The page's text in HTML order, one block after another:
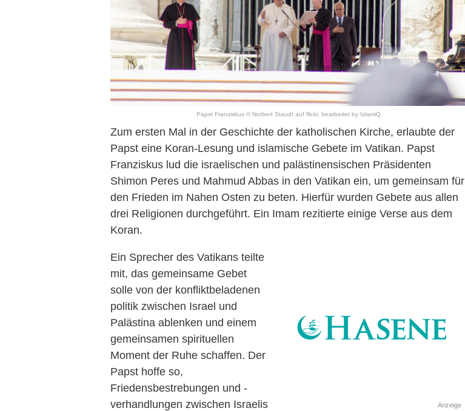
Papst Franziskus © Norbert Staudt auf flickr, bearbeitet by IslamiQ.
Zum ersten Mal in der Geschichte der katholischen Kirche, erlaubte der
Papst eine Koran-Lesung und islamische Gebete im Vatikan. Papst
Franziskus lud die israelischen und palästinensischen Präsidenten
Shimon Peres und Mahmud Abbas in den Vatikan ein, um gemeinsam für
den Frieden im Nahen Osten zu beten. Hierfür wurden Gebete aus allen
drei Religionen durchgeführt. Ein Imam rezitierte einige Verse aus dem
Koran.
Anzeige
Ein Sprecher des Vatikans teilte
mit, das gemeinsame Gebet
solle von der konfliktbeladenen
politik zwischen Israel und
Palästina ablenken und einem
gemeinsamen spirituellen
Moment der Ruhe schaffen. Der
Papst hoffe so,
Friedensbestrebungen und -
verhandlungen zwischen Israelis